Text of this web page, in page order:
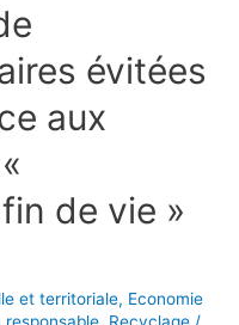
évitées
aux
de vie »
et territoriale, Economie
responsable, Recyclage /